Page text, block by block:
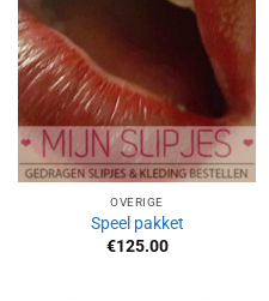
OVERIGE
Speel pakket
€125.00